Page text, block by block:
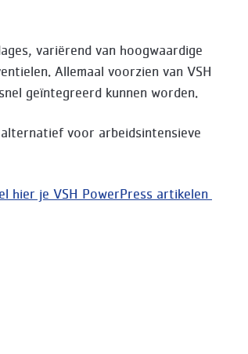
variërend van hoogwaardige
Allemaal voorzien van VSH
geïntegreerd kunnen worden.
voor arbeidsintensieve
hier je VSH PowerPress artikelen